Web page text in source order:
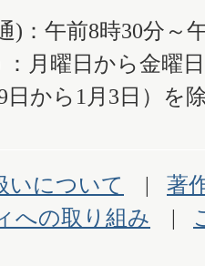
)：午前8時30分～
：月曜日から金曜
日から1月3日）を
いについて
著
への取り組み